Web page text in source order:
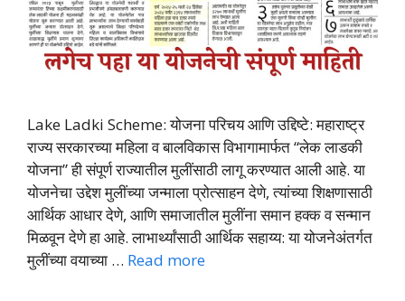
Lake Ladki Scheme: योजना परिचय आणि उद्दिष्टे: महाराष्ट्र
राज्य सरकारच्या महिला व बालविकास विभागामार्फत “लेक लाडकी
योजना” ही संपूर्ण राज्यातील मुलींसाठी लागू करण्यात आली आहे. या
योजनेचा उद्देश मुलींच्या जन्माला प्रोत्साहन देणे, त्यांच्या शिक्षणासाठी
आर्थिक आधार देणे, आणि समाजातील मुलींना समान हक्क व सन्मान
मिळवून देणे हा आहे. लाभार्थ्यांसाठी आर्थिक सहाय्य: या योजनेअंतर्गत
मुलींच्या वयाच्या … Read more